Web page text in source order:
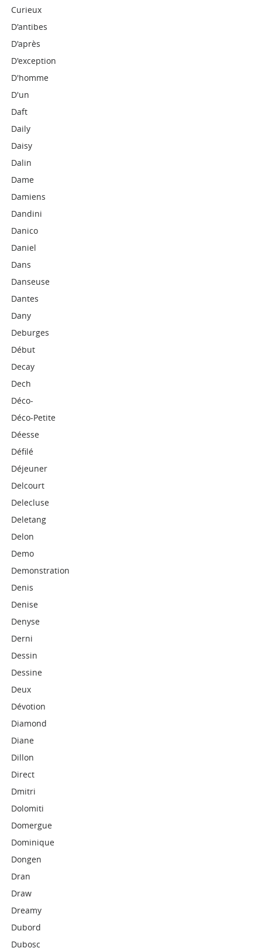
Curieux
D'antibes
D'après
D'exception
D'homme
D'un
Daft
Daily
Daisy
Dalin
Dame
Damiens
Dandini
Danico
Daniel
Dans
Danseuse
Dantes
Dany
Deburges
Début
Decay
Dech
Déco-
Déco-Petite
Déesse
Défilé
Déjeuner
Delcourt
Delecluse
Deletang
Delon
Demo
Demonstration
Denis
Denise
Denyse
Derni
Dessin
Dessine
Deux
Dévotion
Diamond
Diane
Dillon
Direct
Dmitri
Dolomiti
Domergue
Dominique
Dongen
Dran
Draw
Dreamy
Dubord
Dubosc